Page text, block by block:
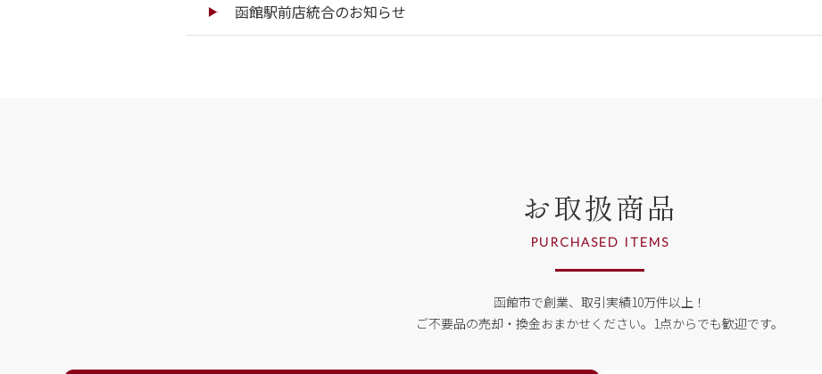
函館駅前店統合のお知らせ
お取扱商品
PURCHASED ITEMS
函館市で創業、取引実績10万件以上！
ご不要品の売却・換金おまかせください。 1点からでも歓迎です。